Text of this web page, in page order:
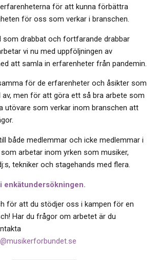
för att kunna förbättra
för oss som verkar i branschen.
som drabbat och fortfarande drabbar
vi nu med uppföljningen av
att samla in erfarenheter från pandemin.
för de erfarenheter och åsikter som
men för att göra ett så bra arbete som
utövare som verkar inom branschen att
både medlemmar och icke medlemmar i
arbetar inom yrken som musiker,
tekniker och stagehands med flera.
enkätundersökningen.
för att du stödjer oss i kampen för en
Har du frågor om arbetet är du